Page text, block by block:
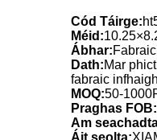
Cód Táirge:
Méid:
Ábhar:
Dath:Mar
fabraic
MOQ:50-
Praghas FOB:
Am
Áit seolta: